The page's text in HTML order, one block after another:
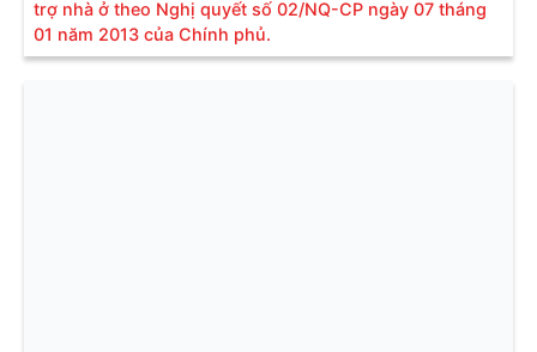
trợ nhà ở theo Nghị quyết số 02/NQ-CP ngày 07 tháng
01 năm 2013 của Chính phủ.